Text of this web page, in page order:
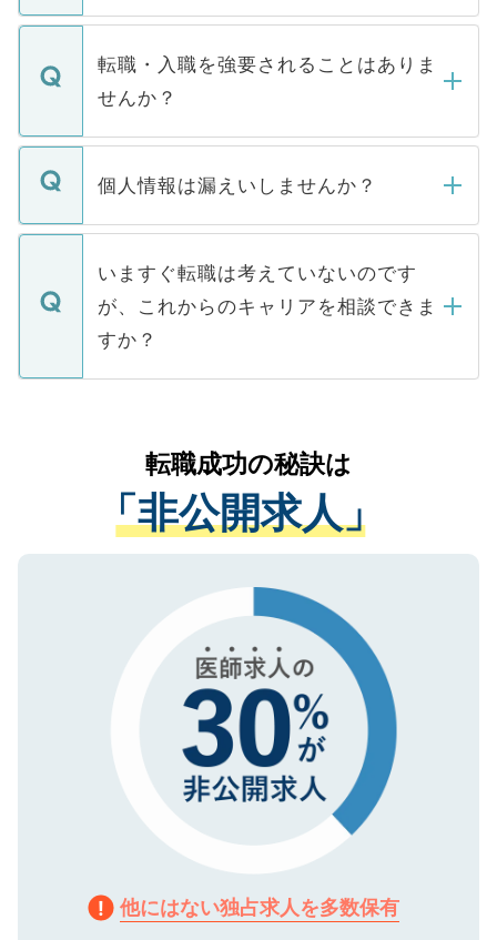
ます。通常、5営業日以内にはご連絡をせて
いただきますので、しばらくお待ちくださ
い。
マイナビDOCTORで取り扱っている求人の
うち約3割は、Webサイトからご覧いただ
けない「非公開求人」です。非公開求人は
下記の理由によって、一般には公開してい
ません。
■応募殺到を避けるため 人気のある医療機
関を公にしてしまうと、応募が殺到する場
に、医療機関が求める条件に合った人材の
みを人材紹介会社に依頼するケースが増え
ています。
転職・入職を強要されることはありま
せんか？
転職・入職を強要することは一切ありませ
ん。また、仮に応募先から内定をいただい
定を承諾する必要はありません。内定先へ
の辞退の連絡はキャリアパートナーが行い
ますので、ご安心ください。
個人情報は漏えいしませんか？
個人情報が漏えいすることはありませんの
で、ご安心ください。当サイトからの登録
などで収集したご登録者様の個人情報は、
ご本人のキャリアアップおよび転職活動の
支援を目的に使用いたします。お預かりし
ているすべての個人データはご本人の許可
は、個人情報の取り扱いについての厳密な
管理基準を満たした事業者のみに付与され
る、プライバシーマークを取得済みです。
ご登録いただいた個人情報は、SSL（デー
で、機密保持に関してもご安心ください。
いますぐ転職は考えていないのです
が、これからのキャリアを相談できま
すか？
かがいして、現在の医療機関の状況や紹介
経験をまじえながら、適切なアドバイスを
させていただきます。すぐにご転職をされ
ない方には、長期的なサポートが可能です
ので、まずはご登録ください。
転職成功の秘訣は
「非公開求人」
他にはない独占求人を多数保有